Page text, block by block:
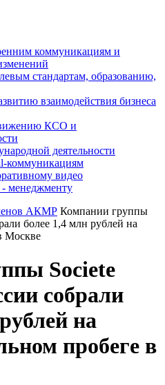
коммуникациям и
стандартам, образованию,
взаимодействия бизнеса
КСО и
деятельности
коммуникациям
видео
менеджменту
АКМР Компании группы
более 1,4 млн рублей на
Москве
Societe
собрали
на
пробеге в